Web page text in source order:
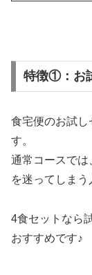
特徴①：お
食宅便のお試し
す。
通常コースで
を迷ってしまう
4食セットなら
おすすめです♪